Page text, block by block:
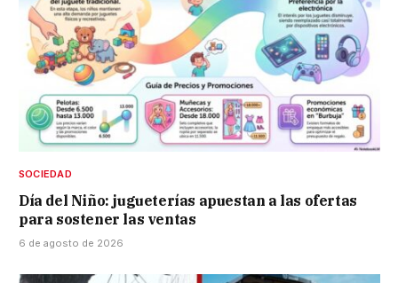
SOCIEDAD
Día del Niño: jugueterías apuestan a las ofertas
para sostener las ventas
6 de agosto de 2026